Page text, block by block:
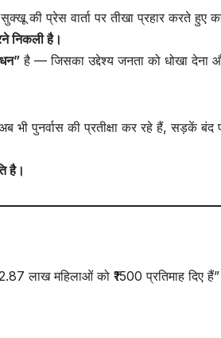
की प्रेस वार्ता पर तीखा प्रहार करते हुए
निकली है।
है — जिसका उद्देश्य जनता को धोखा देना
अब भी पुनर्वास की प्रतीक्षा कर रहे हैं, सड़कें
है।
लाख महिलाओं को ₹1500 प्रतिमाह दिए